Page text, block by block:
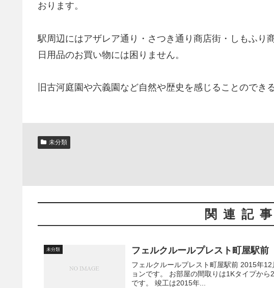
おります。
駅周辺にはアザレア通り・さつき通り商店街・しもふり
日用品のお買い物には困りません。
旧古河庭園や六義園など自然や歴史を感じることのでき
未分類
関連記事
未分類 フェルクルールプレスト町屋駅前
フェルクルールプレスト町屋駅前 2015年12月築、地上11階建て・総戸数40戸の分譲賃貸マンシ
ョンです。 お部屋の間取りは1Kタイプから2LDKタイプでシングルから少人数のファミリー向け
です。 竣工は2015年...